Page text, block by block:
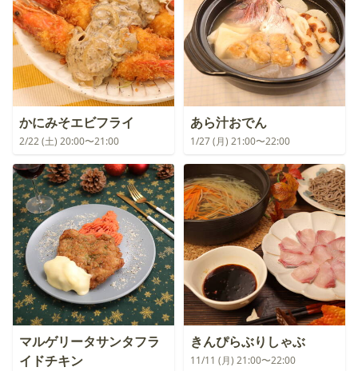
かにみそエビフライ
2/22 (土) 20:00〜21:00
あら汁おでん
1/27 (月) 21:00〜22:00
マルゲリータサンタフラ
イドチキン
きんぴらぶりしゃぶ
11/11 (月) 21:00〜22:00